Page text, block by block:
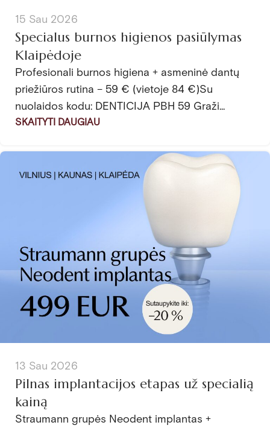
15 Sau 2026
Specialus burnos higienos pasiūlymas
Klaipėdoje
Profesionali burnos higiena + asmeninė dantų
priežiūros rutina – 59 € (vietoje 84 €)Su
nuolaidos kodu: DENTICIJA PBH 59 Graži...
SKAITYTI DAUGIAU
13 Sau 2026
Pilnas implantacijos etapas už specialią
kainą
Straumann grupės Neodent implantas +